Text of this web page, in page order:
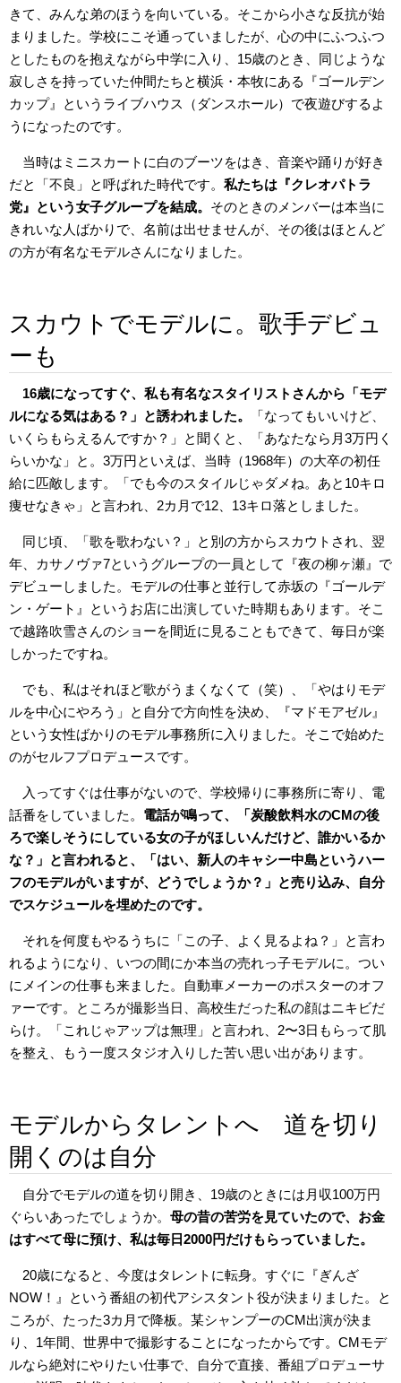
きて、みんな弟のほうを向いている。そこから小さな反抗が始
まりました。学校にこそ通っていましたが、心の中にふつふつ
としたものを抱えながら中学に入り、15歳のとき、同じような
寂しさを持っていた仲間たちと横浜・本牧にある『ゴールデン
カップ』というライブハウス（ダンスホール）で夜遊びするよ
うになったのです。
当時はミニスカートに白のブーツをはき、音楽や踊りが好き
だと「不良」と呼ばれた時代です。 私たちは『クレオパトラ
党』という女子グループを結成。 そのときのメンバーは本当に
きれいな人ばかりで、名前は出せませんが、その後はほとんど
の方が有名なモデルさんになりました。
スカウトでモデルに。歌手デビュ
ーも
16歳になってすぐ、私も有名なスタイリストさんから「モデ
ルになる気はある？」と誘われました。
「なってもいいけど、
いくらもらえるんですか？」と聞くと、「あなたなら月3万円く
らいかな」と。3万円といえば、当時（1968年）の大卒の初任
給に匹敵します。「でも今のスタイルじゃダメね。あと10キロ
痩せなきゃ」と言われ、2カ月で12、13キロ落としました。
同じ頃、「歌を歌わない？」と別の方からスカウトされ、翌
年、カサノヴァ7というグループの一員として『夜の柳ヶ瀬』で
デビューしました。モデルの仕事と並行して赤坂の『ゴールデ
ン・ゲート』というお店に出演していた時期もあります。そこ
で越路吹雪さんのショーを間近に見ることもできて、毎日が楽
しかったですね。
でも、私はそれほど歌がうまくなくて（笑）、「やはりモデ
ルを中心にやろう」と自分で方向性を決め、『マドモアゼル』
という女性ばかりのモデル事務所に入りました。そこで始めた
のがセルフプロデュースです。
入ってすぐは仕事がないので、学校帰りに事務所に寄り、電
話番をしていました。 電話が鳴って、「炭酸飲料水のCMの後
ろで楽しそうにしている女の子がほしいんだけど、誰かいるか
な？」と言われると、「はい、新人のキャシー中島というハー
フのモデルがいますが、どうでしょうか？」と売り込み、自分
でスケジュールを埋めたのです。
それを何度もやるうちに「この子、よく見るよね？」と言わ
れるようになり、いつの間にか本当の売れっ子モデルに。つい
にメインの仕事も来ました。自動車メーカーのポスターのオフ
ァーです。ところが撮影当日、高校生だった私の顔はニキビだ
らけ。「これじゃアップは無理」と言われ、2〜3日もらって肌
を整え、もう一度スタジオ入りした苦い思い出があります。
モデルからタレントへ 道を切り
開くのは自分
自分でモデルの道を切り開き、19歳のときには月収100万円
ぐらいあったでしょうか。 母の昔の苦労を見ていたので、お金
はすべて母に預け、私は毎日2000円だけもらっていました。
20歳になると、今度はタレントに転身。すぐに『ぎんざ
NOW！』という番組の初代アシスタント役が決まりました。と
ころが、たった3カ月で降板。某シャンプーのCM出演が決ま
り、1年間、世界中で撮影することになったからです。CMモデ
ルなら絶対にやりたい仕事で、自分で直接、番組プロデューサ